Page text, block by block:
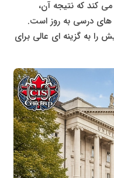
کند که نتیجه آن،
های درسی به روز است.
را به گزینه ای عالی برای